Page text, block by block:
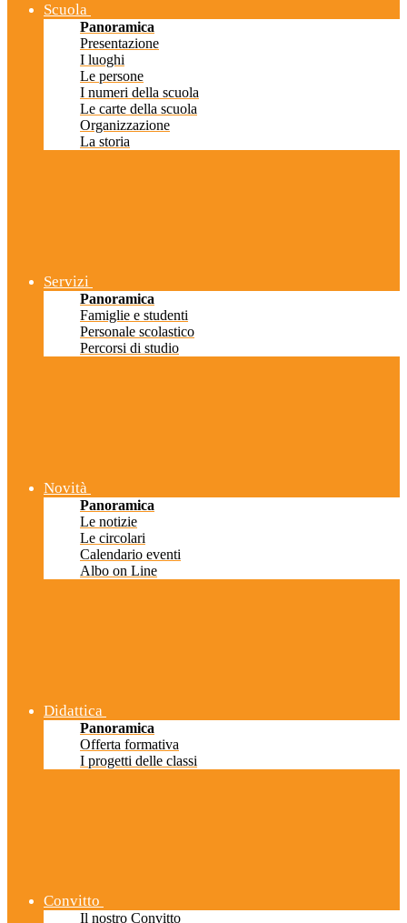
Scuola
Panoramica
Presentazione
I luoghi
Le persone
I numeri della scuola
Le carte della scuola
Organizzazione
La storia
Servizi
Panoramica
Famiglie e studenti
Personale scolastico
Percorsi di studio
Novità
Panoramica
Le notizie
Le circolari
Calendario eventi
Albo on Line
Didattica
Panoramica
Offerta formativa
I progetti delle classi
Convitto
Il nostro Convitto